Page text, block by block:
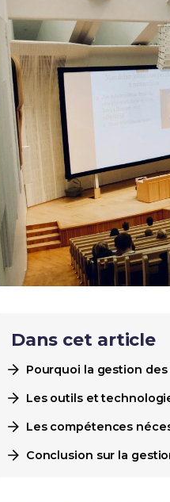
Dans cet article
Pourquoi la gestion
Les outils et
Les compétences
Conclusion sur la